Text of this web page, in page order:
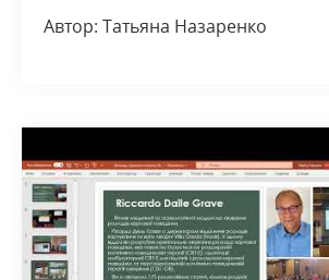
Автор: Татьяна Назаренко